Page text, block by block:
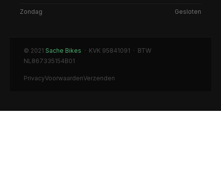
Zondag Gesloten
© 2021 Sache Bikes · KVK 95841091 · BTW
NL867335154B01
PrivacyVoorwaardenVerzenden